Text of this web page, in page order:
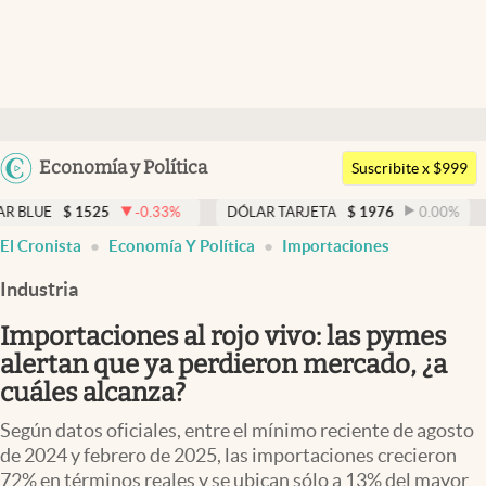
Argentina
Uruguay
Economía y Política
Members
Economía y Política
Finanzas y Mercados
Mercados Online
Negocios
Columnistas
Apertura
Suscribite x $999
-0.33% DÓLAR TARJETA $ 1976 0.00 % DÓLAR
El Cronista Economía Y Política Importaciones
Industria
Importaciones al rojo vivo: las pymes
alertan que ya perdieron mercado, ¿a
cuáles alcanza?
Según datos oficiales, entre el mínimo reciente de agosto
de 2024 y febrero de 2025, las importaciones crecieron
72% en términos reales y se ubican sólo a 13% del mayor